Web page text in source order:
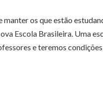
os que estão
Escola Brasileira. Uma
e teremos